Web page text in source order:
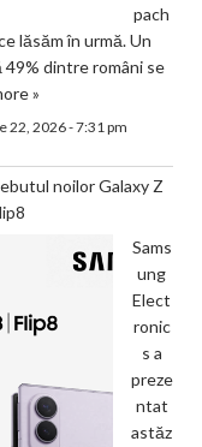
pach
lăsăm în urmă. Un
dintre români se
»
22, 2026 - 7:31 pm
noilor Galaxy Z
Sams
ung
Elect
ronic
s a
preze
ntat
astăz